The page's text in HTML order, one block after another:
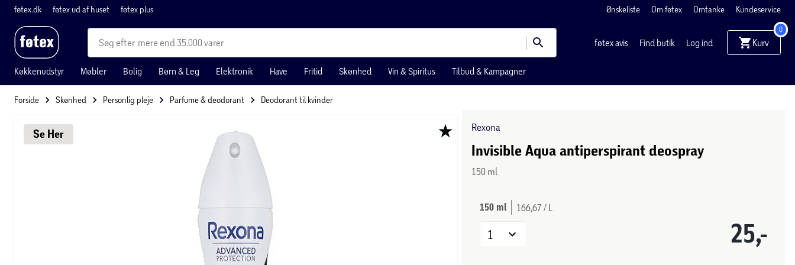
føtex.dk føtex ud af huset føtex plus Ønskeliste Om føtex Omtanke Kundeservice
mere end 35.000 varer føtex avis Find butik Log ind Kurv
0
Køkkenudstyr Møbler Bolig Børn & Leg Elektronik Have Fritid Skønhed Vin & Spiritus Tilbud & Kampagner
Forside Skønhed Personlig pleje Parfume & deodorant Deodorant til kvinder
Se Her
Rexona
Invisible Aqua antiperspirant deospray
150 ml
150 ml 166,67 / L
25,-
1